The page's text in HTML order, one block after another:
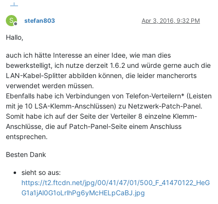
S
Offline
stefan803 Apr 3, 2016, 9:32 PM
Hallo,
auch ich hätte Interesse an einer Idee, wie man dies
bewerkstelligt, ich nutze derzeit 1.6.2 und würde gerne auch die
LAN-Kabel-Splitter abbilden können, die leider mancherorts
verwendet werden müssen.
Ebenfalls habe ich Verbindungen von Telefon-Verteilern* (Leisten
mit je 10 LSA-Klemm-Anschlüssen) zu Netzwerk-Patch-Panel.
Somit habe ich auf der Seite der Verteiler 8 einzelne Klemm-
Anschlüsse, die auf Patch-Panel-Seite einem Anschluss
entsprechen.
Besten Dank
sieht so aus:
https://t2.ftcdn.net/jpg/00/41/47/01/500_F_41470122_HeG
G1a1jAl0G1oLrlhPg6yMcHELpCaBJ.jpg